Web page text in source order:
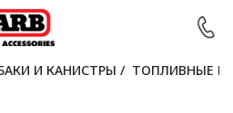
И КАНИСТРЫ / ТОПЛИВНЫЕ